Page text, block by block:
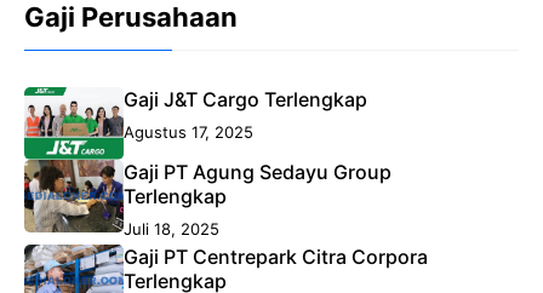
Gaji Perusahaan
Gaji J&T Cargo Terlengkap
Agustus 17, 2025
Gaji PT Agung Sedayu Group
Terlengkap
Juli 18, 2025
Gaji PT Centrepark Citra Corpora
Terlengkap